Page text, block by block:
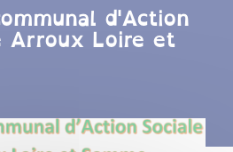
d'Action
Arroux Loire et